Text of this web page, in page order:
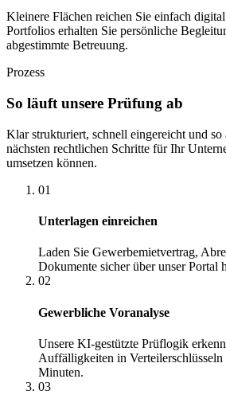
Kleinere Flächen reichen Sie einfach
Portfolios erhalten Sie persönliche
abgestimmte Betreuung.
Prozess
So läuft unsere Prüfung ab
Klar strukturiert, schnell eingereicht und so
nächsten rechtlichen Schritte für Ihr
umsetzen können.
01
Unterlagen einreichen
Laden Sie Gewerbemietvertrag,
Dokumente sicher über unser Portal
02
Gewerbliche Voranalyse
Unsere KI-gestützte Prüflogik
Auffälligkeiten in
Minuten.
03